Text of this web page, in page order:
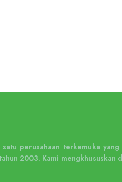
satu perusahaan terkemuka
2003. Kami